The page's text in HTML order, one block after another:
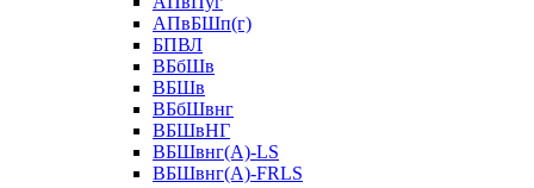
АПвБШп(г)
БПВЛ
ВБбШв
ВБШв
ВБбШвнг
ВБШвНГ
ВБШвнг(А)-LS
ВБШвнг(А)-FRLS